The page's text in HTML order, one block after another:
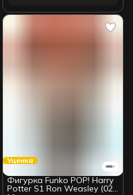
Уценка
Фигурка Funko POP! Harry
Potter S1 Ron Weasley (02)